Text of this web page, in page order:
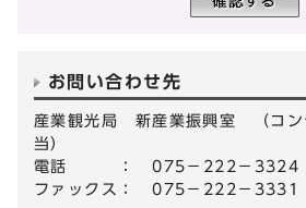
お問い合わせ先
産業観光局 新産業振興室 （コン
当）
電話 ： 075－222－3324
ファックス： 075－222－3331